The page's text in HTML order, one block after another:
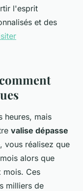
l'esprit
et des
heures, mais
valise dépasse
vous réalisez que
alors que
mois. Ces
milliers de